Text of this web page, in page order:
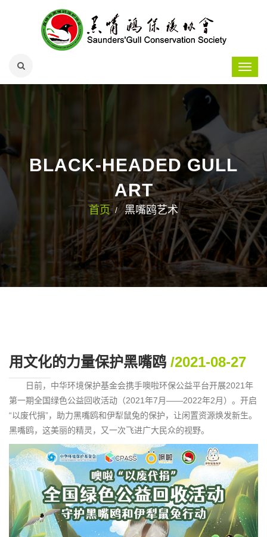
BLACK-HEADED GULL
ART
首页 黑嘴鸥艺术
用文化的力量保护黑嘴鸥 /2021-08-27
日前，中华环境保护基金会携手噢啦环保公益平台开展2021年
第一期全国绿色公益回收活动（2021年7月——2022年2月）。开启
“以废代捐”，助力黑嘴鸥和伊犁鼠兔的保护，让闲置资源焕发新生。
黑嘴鸥，这美丽的精灵，又一次飞进广大民众的视野。